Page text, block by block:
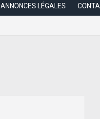
ANNONCES LÉGALES